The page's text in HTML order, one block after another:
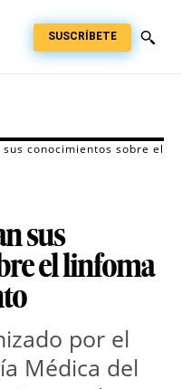
SUSCRÍBETE
conocimientos sobre el
sus
el linfoma
por el
Médica del